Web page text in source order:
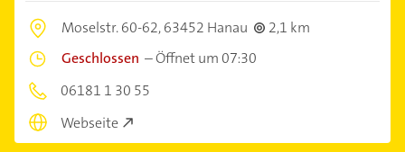
Moselstr. 60-62,63452 Hanau
2,1 km
Geschlossen –Öffnet um 07:30
06181 1 30 55
Webseite